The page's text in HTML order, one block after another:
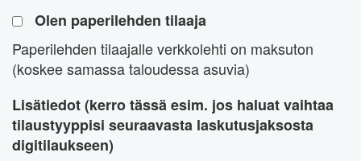
Olen paperilehden tilaaja
Paperilehden tilaajalle verkkolehti on maksuton
(koskee samassa taloudessa asuvia)
Lisätiedot (kerro tässä esim. jos haluat vaihtaa
tilaustyyppisi seuraavasta laskutusjaksosta
digitilaukseen)